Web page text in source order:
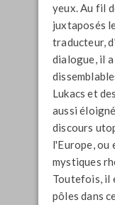
yeux. Au fil
juxtaposés
traducteur,
dialogue, il
Lukacs et
aussi
discours
l'Europe, ou
mystiques
Toutefois, il
pôles dans